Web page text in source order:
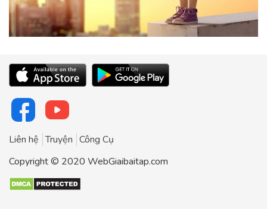
Liên hệ Truyện Công Cụ
Copyright © 2020 WebGiaibaitap.com